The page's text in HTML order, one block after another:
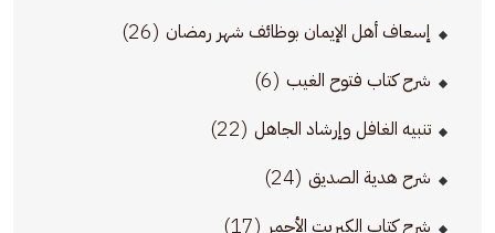
إسعاف أهل الإيمان بوظائف شهر رمضان (26)
شرح كتاب فتوح الغيب (6)
تنبيه الغافل وإرشاد الجاهل (22)
شرح هدية الصديق (24)
شرح كتاب الكبريت الأحمر (17)